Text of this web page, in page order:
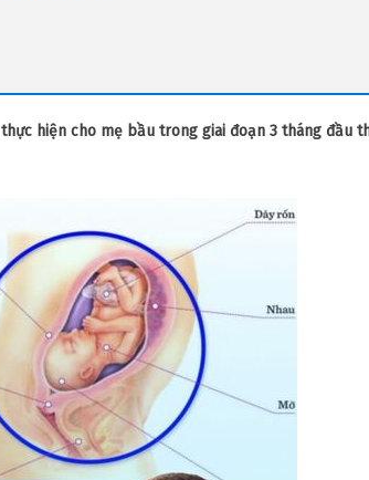
hiện cho mẹ bầu trong giai đoạn 3 tháng đầu